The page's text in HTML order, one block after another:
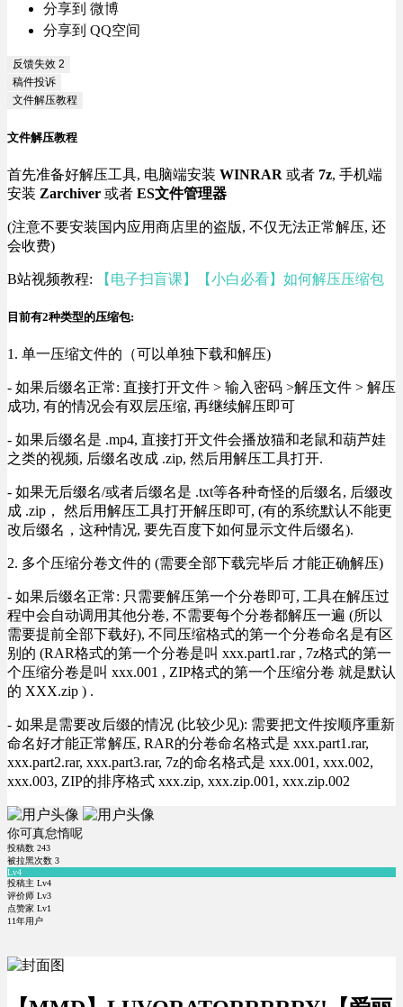
分享到 微博
分享到 QQ空间
反馈失效 2
稿件投诉
文件解压教程
文件解压教程
首先准备好解压工具, 电脑端安装 WINRAR 或者 7z, 手机端
安装 Zarchiver 或者 ES文件管理器
(注意不要安装国内应用商店里的盗版, 不仅无法正常解压, 还
会收费)
B站视频教程: 【电子扫盲课】【小白必看】如何解压压缩包
目前有2种类型的压缩包:
1. 单一压缩文件的（可以单独下载和解压)
- 如果后缀名正常: 直接打开文件 > 输入密码 >解压文件 > 解压
成功, 有的情况会有双层压缩, 再继续解压即可
- 如果后缀名是 .mp4, 直接打开文件会播放猫和老鼠和葫芦娃
之类的视频, 后缀名改成 .zip, 然后用解压工具打开.
- 如果无后缀名/或者后缀名是 .txt等各种奇怪的后缀名, 后缀改
成 .zip， 然后用解压工具打开解压即可, (有的系统默认不能更
改后缀名，这种情况, 要先百度下如何显示文件后缀名).
2. 多个压缩分卷文件的 (需要全部下载完毕后 才能正确解压)
- 如果后缀名正常: 只需要解压第一个分卷即可, 工具在解压过
程中会自动调用其他分卷, 不需要每个分卷都解压一遍 (所以
需要提前全部下载好), 不同压缩格式的第一个分卷命名是有区
别的 (RAR格式的第一个分卷是叫 xxx.part1.rar , 7z格式的第一
个压缩分卷是叫 xxx.001 , ZIP格式的第一个压缩分卷 就是默认
的 XXX.zip ) .
- 如果是需要改后缀的情况 (比较少见): 需要把文件按顺序重新
命名好才能正常解压, RAR的分卷命名格式是 xxx.part1.rar,
xxx.part2.rar, xxx.part3.rar, 7z的命名格式是 xxx.001, xxx.002,
xxx.003, ZIP的排序格式 xxx.zip, xxx.zip.001, xxx.zip.002
你可真怠惰呢
投稿数 243
被拉黑次数 3
Lv4
投稿主 Lv4
评价师 Lv3
点赞家 Lv1
11年用户